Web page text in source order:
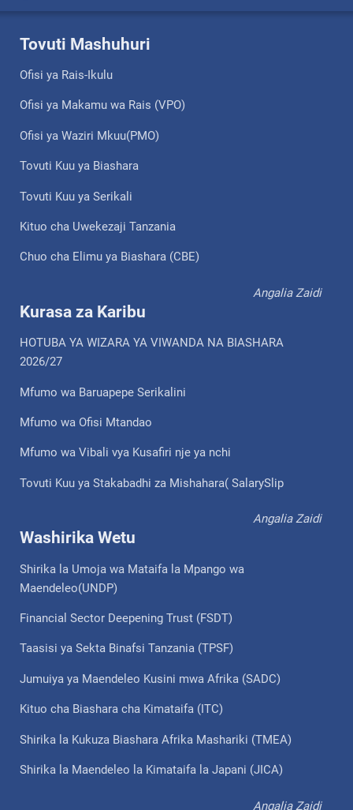
Tovuti Mashuhuri
Ofisi ya Rais-Ikulu
Ofisi ya Makamu wa Rais (VPO)
Ofisi ya Waziri Mkuu(PMO)
Tovuti Kuu ya Biashara
Tovuti Kuu ya Serikali
Kituo cha Uwekezaji Tanzania
Chuo cha Elimu ya Biashara (CBE)
Angalia Zaidi
Kurasa za Karibu
HOTUBA YA WIZARA YA VIWANDA NA BIASHARA
2026/27
Mfumo wa Baruapepe Serikalini
Mfumo wa Ofisi Mtandao
Mfumo wa Vibali vya Kusafiri nje ya nchi
Tovuti Kuu ya Stakabadhi za Mishahara( SalarySlip
Angalia Zaidi
Washirika Wetu
Shirika la Umoja wa Mataifa la Mpango wa
Maendeleo(UNDP)
Financial Sector Deepening Trust (FSDT)
Taasisi ya Sekta Binafsi Tanzania (TPSF)
Jumuiya ya Maendeleo Kusini mwa Afrika (SADC)
Kituo cha Biashara cha Kimataifa (ITC)
Shirika la Kukuza Biashara Afrika Mashariki (TMEA)
Shirika la Maendeleo la Kimataifa la Japani (JICA)
Angalia Zaidi